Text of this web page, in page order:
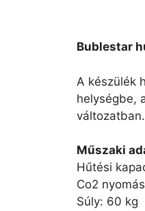
Bublestar
A készülék
helységbe,
változatban.
Műszaki
Hűtési
Co2
Súly: 60 kg